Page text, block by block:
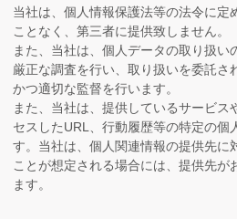
当社は、個人情報保護法等の法令に
ことなく、第三者に提供致しません。
また、当社は、個人データの取り扱
厳正な調査を行い、取り扱いを委託
かつ適切な監督を行います。
また、当社は、提供しているサービ
セスしたURL、行動履歴等の特定の個
す。当社は、個人関連情報の提供先に
ことが想定される場合には、提供先
ます。